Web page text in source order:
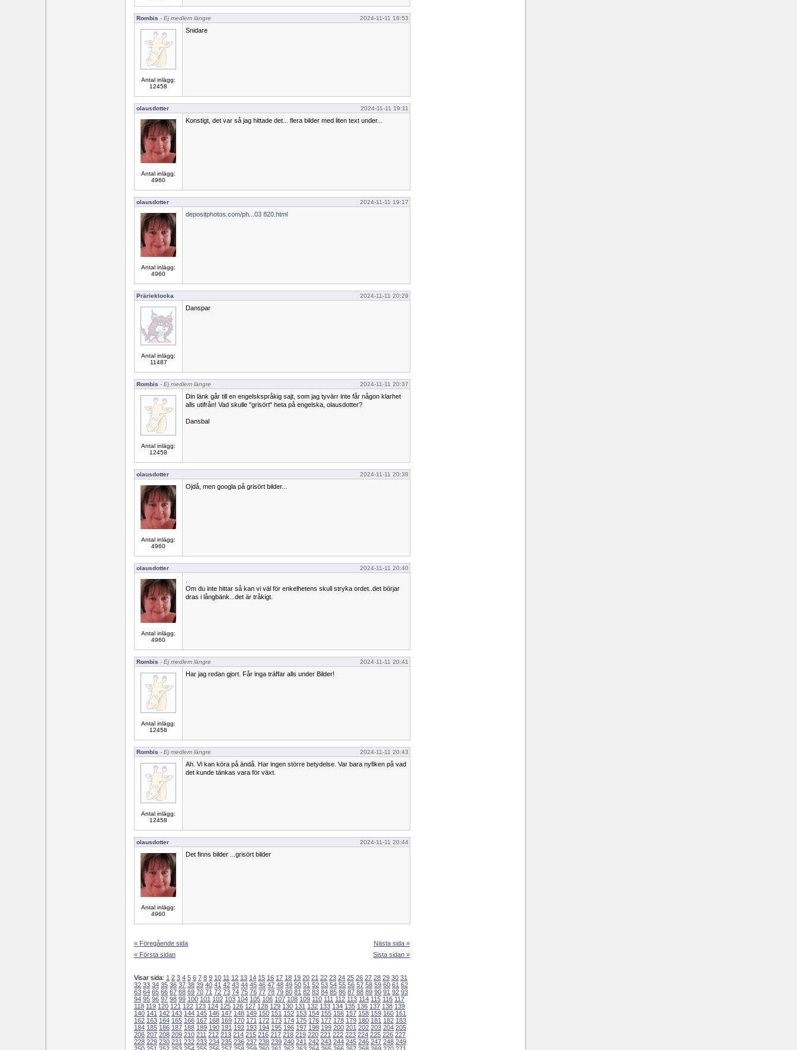
Rombis - Ej medlem längre 2024-11-11 18:53
Antal inlägg:
12458
Snidare
olausdotter 2024-11-11 19:11
Antal inlägg:
4960
Konstigt, det var så jag hittade det... flera bilder med liten text under...
olausdotter 2024-11-11 19:17
Antal inlägg:
4960
depositphotos.com/ph...03 820.html
Prärieklocka 2024-11-11 20:29
Antal inlägg:
11487
Danspar
Rombis - Ej medlem längre 2024-11-11 20:37
Antal inlägg:
12458
Din länk går till en engelskspråkig sajt, som jag tyvärr inte får någon klarhet
alls utifrån! Vad skulle "grisört" heta på engelska, olausdotter?
Dansbal
olausdotter 2024-11-11 20:38
Antal inlägg:
4960
Ojdå, men googla på grisört bilder...
olausdotter 2024-11-11 20:40
Antal inlägg:
4960
Om du inte hittar så kan vi väl för enkelhetens skull stryka ordet..det börjar
dras i långbänk...det är tråkigt.
Rombis - Ej medlem längre 2024-11-11 20:41
Antal inlägg:
12458
Har jag redan gjort. Får inga träffar alls under Bilder!
Rombis - Ej medlem längre 2024-11-11 20:43
Antal inlägg:
12458
Ah. Vi kan köra på ändå. Har ingen större betydelse. Var bara nyfiken på vad
det kunde tänkas vara för växt.
olausdotter 2024-11-11 20:44
Antal inlägg:
4960
Det finns bilder ...grisört bilder
« Föregående sida
« Första sidan
Nästa sida »
Sista sidan »
Visar sida: 1 2 3 4 5 6 7 8 9 10 11 12 13 14 15 16 17 18 19 20 21 22 23 24 25 26 27 28 29 30 31
32 33 34 35 36 37 38 39 40 41 42 43 44 45 46 47 48 49 50 51 52 53 54 55 56 57 58 59 60 61 62
63 64 65 66 67 68 69 70 71 72 73 74 75 76 77 78 79 80 81 82 83 84 85 86 87 88 89 90 91 92 93
94 95 96 97 98 99 100 101 102 103 104 105 106 107 108 109 110 111 112 113 114 115 116 117
118 119 120 121 122 123 124 125 126 127 128 129 130 131 132 133 134 135 136 137 138 139
140 141 142 143 144 145 146 147 148 149 150 151 152 153 154 155 156 157 158 159 160 161
162 163 164 165 166 167 168 169 170 171 172 173 174 175 176 177 178 179 180 181 182 183
184 185 186 187 188 189 190 191 192 193 194 195 196 197 198 199 200 201 202 203 204 205
206 207 208 209 210 211 212 213 214 215 216 217 218 219 220 221 222 223 224 225 226 227
228 229 230 231 232 233 234 235 236 237 238 239 240 241 242 243 244 245 246 247 248 249